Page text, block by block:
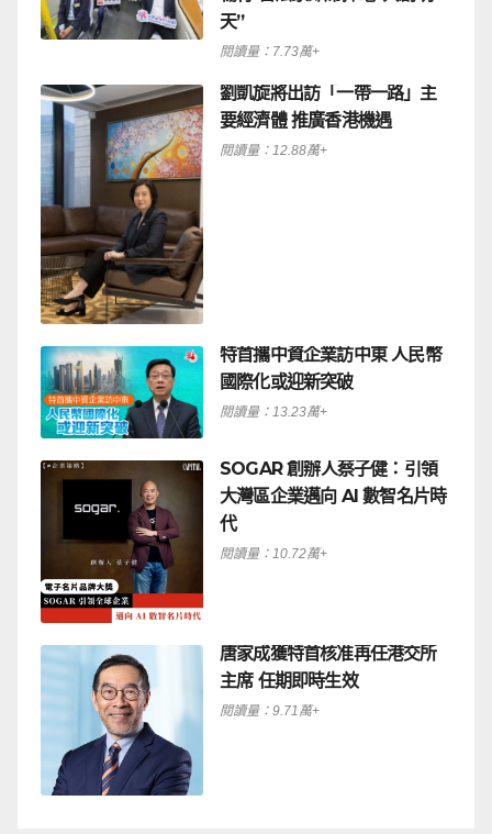
天”
閱讀量：7.73萬+
劉凱旋將出訪「一帶一路」主
要經濟體 推廣香港機遇
閱讀量：12.88萬+
特首攜中資企業訪中東 人民幣
國際化或迎新突破
閱讀量：13.23萬+
SOGAR 創辦人蔡子健：引領
大灣區企業邁向 AI 數智名片時
代
閱讀量：10.72萬+
唐家成獲特首核准再任港交所
主席 任期即時生效
閱讀量：9.71萬+